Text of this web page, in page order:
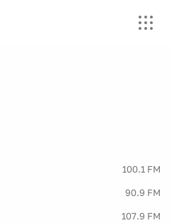
100.1 FM
90.9 FM
107.9 FM